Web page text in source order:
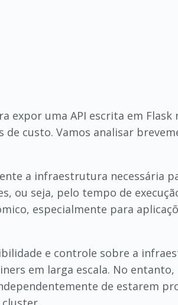
expor uma API escrita em
custo. Vamos analisar
a infraestrutura necessária
ou seja, pelo tempo de
especialmente para
e controle sobre a
em larga escala. No
de estarem